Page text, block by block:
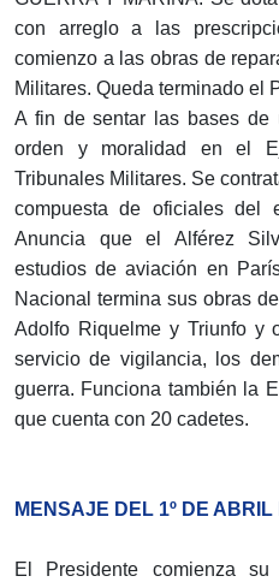
con arreglo a las
comienzo a las obras de
Militares. Queda terminado el
A fin de sentar las bases de
orden y moralidad en el
Tribunales Militares. Se
compuesta de oficiales del
Anuncia que el Alférez
estudios de aviación en
Nacional termina sus obras
Adolfo Riquelme y Triunfo y
servicio de vigilancia, los
guerra. Funciona también la
que cuenta con 20 cadetes.
MENSAJE DEL 1º DE ABRIL
El Presidente comienza